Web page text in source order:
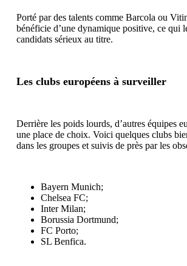
Porté par des talents comme Barcola ou
bénéficie d’une dynamique positive, ce qui
candidats sérieux au titre.
Les clubs européens à surveiller
Derrière les poids lourds, d’autres équipes
une place de choix. Voici quelques clubs
dans les groupes et suivis de près par les
Bayern Munich;
Chelsea FC;
Inter Milan;
Borussia Dortmund;
FC Porto;
SL Benfica.